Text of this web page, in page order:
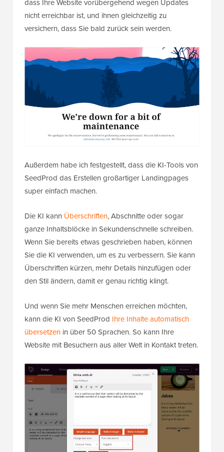
dass Ihre Website vorübergehend wegen Updates
nicht erreichbar ist, und ihnen gleichzeitig zu
versichern, dass Sie bald zurück sein werden.
Außerdem habe ich festgestellt, dass die KI-Tools von
SeedProd das Erstellen großartiger Landingpages
super einfach machen.
Die KI kann Überschriften, Abschnitte oder sogar
ganze Inhaltsblöcke in Sekundenschnelle schreiben.
Wenn Sie bereits etwas geschrieben haben, können
Sie die KI verwenden, um es zu verbessern. Sie kann
Überschriften kürzen, mehr Details hinzufügen oder
den Stil ändern, damit er genau richtig klingt.
Und wenn Sie mehr Menschen erreichen möchten,
kann die KI von SeedProd Ihre Inhalte automatisch
übersetzen in über 50 Sprachen. So kann Ihre
Website mit Besuchern aus aller Welt in Kontakt treten.